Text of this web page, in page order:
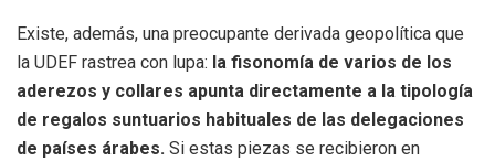
Existe, además, una preocupante derivada geopolítica que
la UDEF rastrea con lupa: la fisonomía de varios de los
aderezos y collares apunta directamente a la tipología
de regalos suntuarios habituales de las delegaciones
de países árabes. Si estas piezas se recibieron en